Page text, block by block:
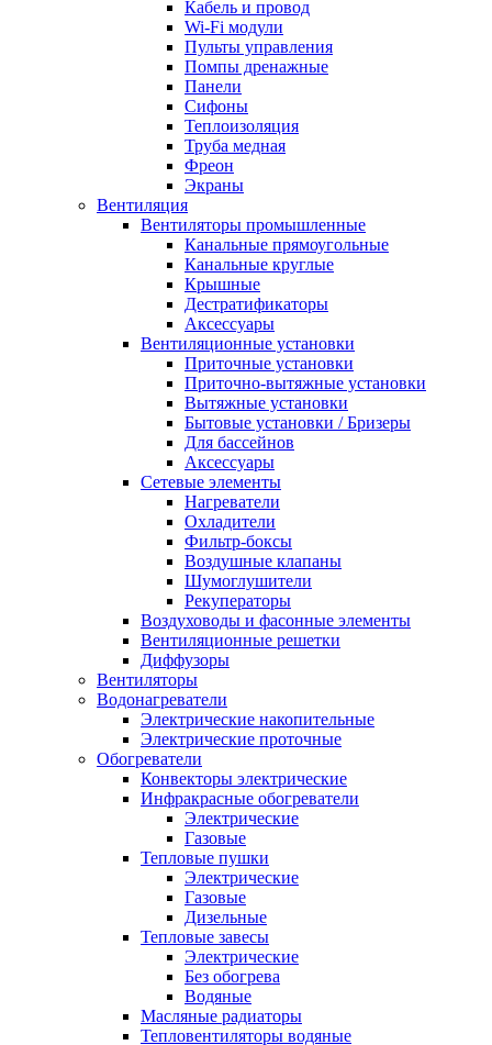
Кабель и провод
Wi-Fi модули
Пульты управления
Помпы дренажные
Панели
Сифоны
Теплоизоляция
Труба медная
Фреон
Экраны
Вентиляция
Вентиляторы промышленные
Канальные прямоугольные
Канальные круглые
Крышные
Дестратификаторы
Аксессуары
Вентиляционные установки
Приточные установки
Приточно-вытяжные установки
Вытяжные установки
Бытовые установки / Бризеры
Для бассейнов
Аксессуары
Сетевые элементы
Нагреватели
Охладители
Фильтр-боксы
Воздушные клапаны
Шумоглушители
Рекуператоры
Воздуховоды и фасонные элементы
Вентиляционные решетки
Диффузоры
Вентиляторы
Водонагреватели
Электрические накопительные
Электрические проточные
Обогреватели
Конвекторы электрические
Инфракрасные обогреватели
Электрические
Газовые
Тепловые пушки
Электрические
Газовые
Дизельные
Тепловые завесы
Электрические
Без обогрева
Водяные
Масляные радиаторы
Тепловентиляторы водяные